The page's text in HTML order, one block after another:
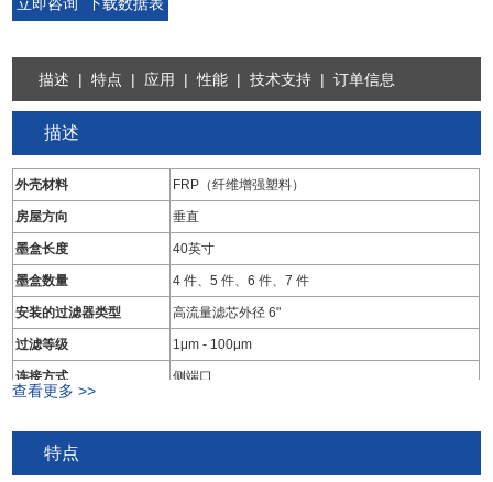
立即咨询 下载数据表
描述 | 特点 | 应用 | 性能 | 技术支持 | 订单信息
描述
外壳材料 FRP（纤维增强塑料）
房屋方向 垂直
墨盒长度 40英寸
墨盒数量 4 件、5 件、6 件、7 件
安装的过滤器类型 高流量滤芯外径 6"
过滤等级 1μm - 100μm
连接方式 侧端口
入口/出口尺寸
密封类型 活节螺栓铰链
查看更多 >>
特点